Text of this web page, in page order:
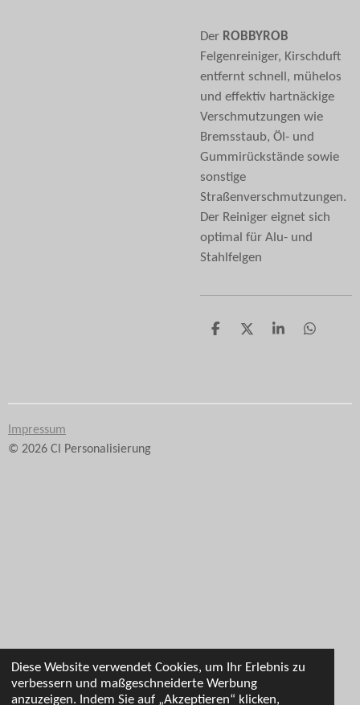
Diese Website verwendet Cookies, um Ihr Erlebnis zu
verbessern und maßgeschneiderte Werbung
anzuzeigen. Indem Sie auf „Akzeptieren“ klicken,
Der ROBBYROB
Felgenreiniger, Kirschduft
entfernt schnell, mühelos
und effektiv hartnäckige
Verschmutzungen wie
Bremsstaub, Öl- und
Gummirückstände sowie
sonstige
Straßenverschmutzungen.
Der Reiniger eignet sich
optimal für Alu- und
Stahlfelgen
T
n
T
n
T
n
T
n
Impressum
© 2026 Cl Personalisierung